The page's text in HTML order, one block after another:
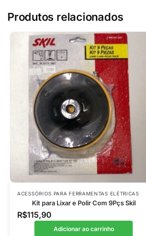
Produtos relacionados
ACESSÓRIOS PARA FERRAMENTAS ELÉTRICAS
Kit para Lixar e Polir Com 9Pçs Skil
R$115,90
Adicionar ao carrinho